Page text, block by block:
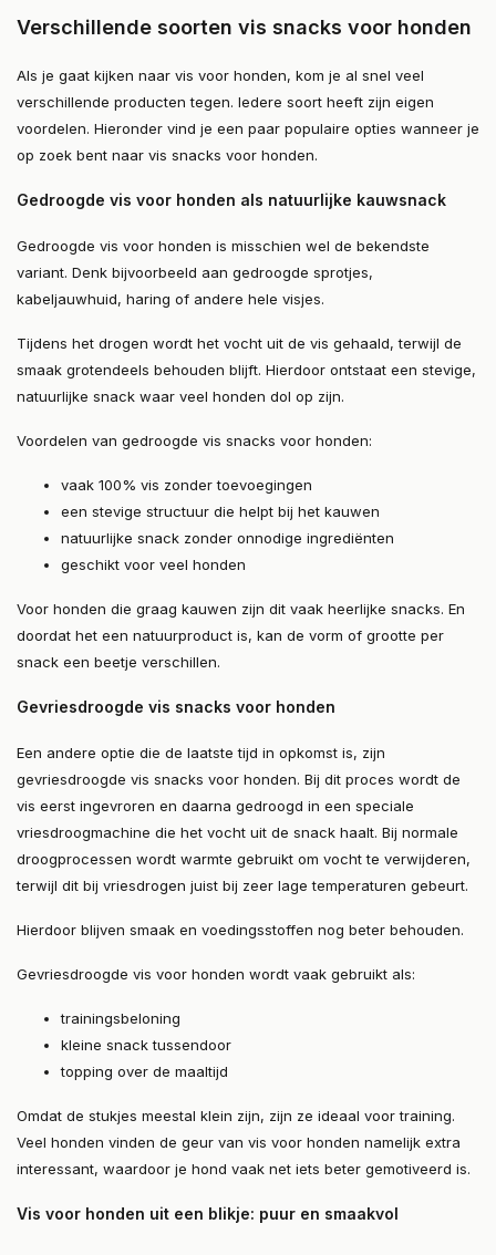
Verschillende soorten vis snacks voor honden
Als je gaat kijken naar vis voor honden, kom je al snel veel
verschillende producten tegen. Iedere soort heeft zijn eigen
voordelen. Hieronder vind je een paar populaire opties wanneer je
op zoek bent naar vis snacks voor honden.
Gedroogde vis voor honden als natuurlijke kauwsnack
Gedroogde vis voor honden is misschien wel de bekendste
variant. Denk bijvoorbeeld aan gedroogde sprotjes,
kabeljauwhuid, haring of andere hele visjes.
Tijdens het drogen wordt het vocht uit de vis gehaald, terwijl de
smaak grotendeels behouden blijft. Hierdoor ontstaat een stevige,
natuurlijke snack waar veel honden dol op zijn.
Voordelen van gedroogde vis snacks voor honden:
vaak 100% vis zonder toevoegingen
een stevige structuur die helpt bij het kauwen
natuurlijke snack zonder onnodige ingrediënten
geschikt voor veel honden
Voor honden die graag kauwen zijn dit vaak heerlijke snacks. En
doordat het een natuurproduct is, kan de vorm of grootte per
snack een beetje verschillen.
Gevriesdroogde vis snacks voor honden
Een andere optie die de laatste tijd in opkomst is, zijn
gevriesdroogde vis snacks voor honden. Bij dit proces wordt de
vis eerst ingevroren en daarna gedroogd in een speciale
vriesdroogmachine die het vocht uit de snack haalt. Bij normale
droogprocessen wordt warmte gebruikt om vocht te verwijderen,
terwijl dit bij vriesdrogen juist bij zeer lage temperaturen gebeurt.
Hierdoor blijven smaak en voedingsstoffen nog beter behouden.
Gevriesdroogde vis voor honden wordt vaak gebruikt als:
trainingsbeloning
kleine snack tussendoor
topping over de maaltijd
Omdat de stukjes meestal klein zijn, zijn ze ideaal voor training.
Veel honden vinden de geur van vis voor honden namelijk extra
interessant, waardoor je hond vaak net iets beter gemotiveerd is.
Vis voor honden uit een blikje: puur en smaakvol